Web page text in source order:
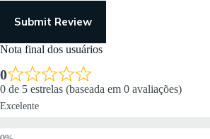
Submit Review
Nota final dos usuários
0
0 de 5 estrelas (baseada em 0 avaliações)
Excelente